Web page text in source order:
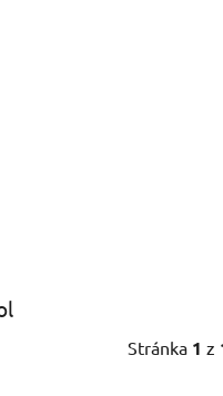
Stránka 1 z